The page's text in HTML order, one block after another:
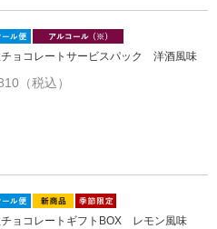
ョコレートサービスパック 洋酒風味
（税込）
ョコレートギフトBOX レモン風味